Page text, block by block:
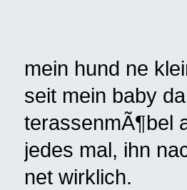
mein hund ne
seit mein baby
terassenmÃ¶bel
jedes mal, ihn
net wirklich.